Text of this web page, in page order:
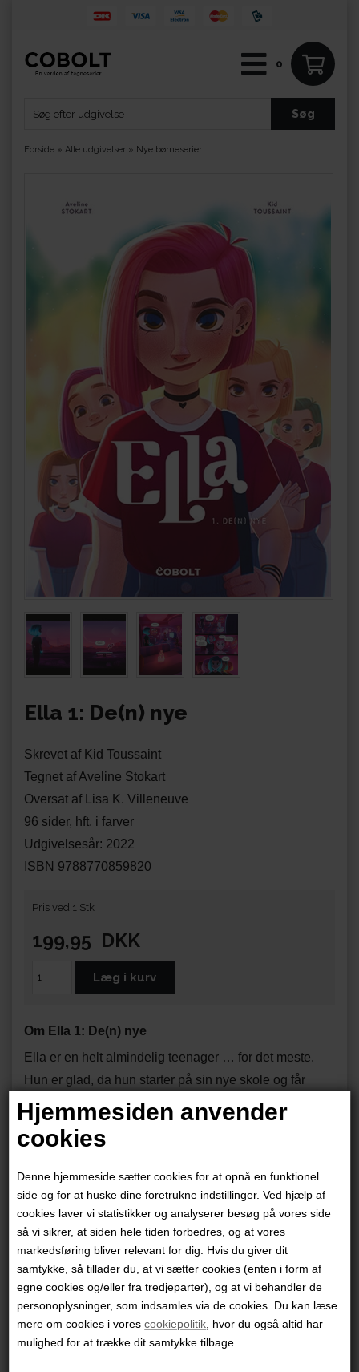
Hjemmesiden anvender
cookies
Denne hjemmeside sætter cookies for at opnå en funktionel
side og for at huske dine foretrukne indstillinger. Ved hjælp af
cookies laver vi statistikker og analyserer besøg på vores side
så vi sikrer, at siden hele tiden forbedres, og at vores
markedsføring bliver relevant for dig. Hvis du giver dit
samtykke, så tillader du, at vi sætter cookies (enten i form af
egne cookies og/eller fra tredjeparter), og at vi behandler de
personoplysninger, som indsamles via de cookies. Du kan læse
mere om cookies i vorescookiepolitik, hvor du også altid har
mulighed for at trække dit samtykke tilbage.
0
Forside » Alle udgivelser » Nye børneserier
Ella 1: De(n) nye
Skrevet af Kid Toussaint
Tegnet af Aveline Stokart
Oversat af Lisa K. Villeneuve
96 sider, hft. i farver
Udgivelsesår: 2022
ISBN 9788770859820
Pris ved 1 Stk
199,95 DKK
Om Ella 1: De(n) nye
Ella er en helt almindelig teenager … for det meste.
Hun er glad, da hun starter på sin nye skole og får
hurtigt nye, søde venner. Men Ella har en
hemmelighed: hun er ikke bare Ella. Hun er nærmere
fem ... fem farverige og ikke altid lige venlige
personligheder.
Så hvem er Ella egentlig? Og vil de nye venner stadig
være der, når de finder ud af sandheden?
Ella 1: De(n) nye er det første bind i en tegneserie-
trilogi.
Lektørudtalelse: "De varmeste anbefalinger."